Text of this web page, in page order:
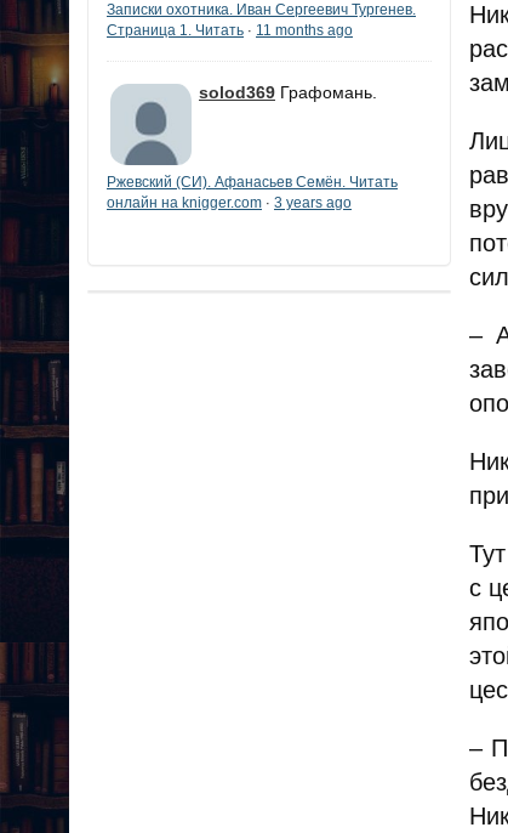
Записки охотника. Иван Сергеевич Тургенев.
Страница 1. Читать · 11 months ago
solod369 Графомань.
Ржевский (СИ). Афанасьев Семён. Читать
онлайн на knigger.com · 3 years ago
–
с
–